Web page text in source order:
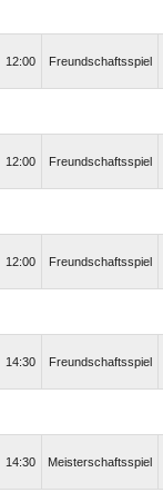
12:00 Freundschaftsspiel
12:00 Freundschaftsspiel
12:00 Freundschaftsspiel
14:30 Freundschaftsspiel
14:30 Meisterschaftsspiel